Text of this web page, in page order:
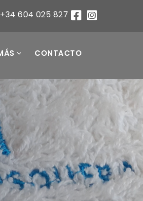
604 025 827
CONTACTO